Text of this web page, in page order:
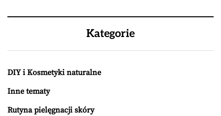
Kategorie
DIY i Kosmetyki naturalne
Inne tematy
Rutyna pielęgnacji skóry